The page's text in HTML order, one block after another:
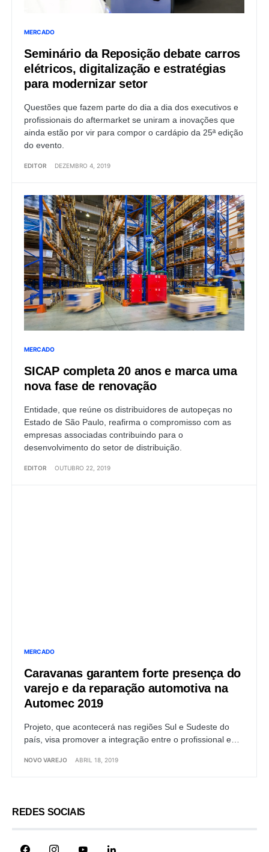
MERCADO
Seminário da Reposição debate carros
elétricos, digitalização e estratégias
para modernizar setor
Questões que fazem parte do dia a dia dos executivos e
profissionais do aftermarket se uniram a inovações que
ainda estão por vir para compor o cardápio da 25ª edição
do evento.
EDITOR DEZEMBRO 4, 2019
MERCADO
SICAP completa 20 anos e marca uma
nova fase de renovação
Entidade, que reúne os distribuidores de autopeças no
Estado de São Paulo, reafirma o compromisso com as
empresas associadas contribuindo para o
desenvolvimento do setor de distribuição.
EDITOR OUTUBRO 22, 2019
MERCADO
Caravanas garantem forte presença do
varejo e da reparação automotiva na
Automec 2019
Projeto, que acontecerá nas regiões Sul e Sudeste do
país, visa promover a integração entre o profissional e…
NOVO VAREJO ABRIL 18, 2019
REDES SOCIAIS